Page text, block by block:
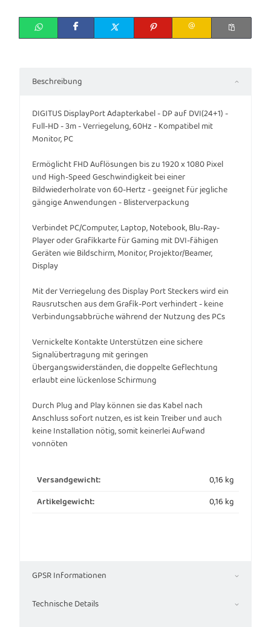
Beschreibung
DIGITUS DisplayPort Adapterkabel - DP auf DVI(24+1) -
Full-HD - 3m - Verriegelung, 60Hz - Kompatibel mit
Monitor, PC
Ermöglicht FHD Auflösungen bis zu 1920 x 1080 Pixel
und High-Speed Geschwindigkeit bei einer
Bildwiederholrate von 60-Hertz - geeignet für jegliche
gängige Anwendungen - Blisterverpackung
Verbindet PC/Computer, Laptop, Notebook, Blu-Ray-
Player oder Grafikkarte für Gaming mit DVI-fähigen
Geräten wie Bildschirm, Monitor, Projektor/Beamer,
Display
Mit der Verriegelung des Display Port Steckers wird ein
Rausrutschen aus dem Grafik-Port verhindert - keine
Verbindungsabbrüche während der Nutzung des PCs
Vernickelte Kontakte Unterstützen eine sichere
Signalübertragung mit geringen
Übergangswiderständen, die doppelte Geflechtung
erlaubt eine lückenlose Schirmung
Durch Plug and Play können sie das Kabel nach
Anschluss sofort nutzen, es ist kein Treiber und auch
keine Installation nötig, somit keinerlei Aufwand
vonnöten
Versandgewicht:
0,16 kg
Artikelgewicht:
0,16 kg
GPSR Informationen
Technische Details